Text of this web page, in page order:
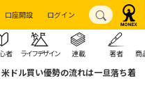
口座開設 ログイン
者 ライフデザイン 連載 著者 商
米ドル買い優勢の流れは一旦落ち着